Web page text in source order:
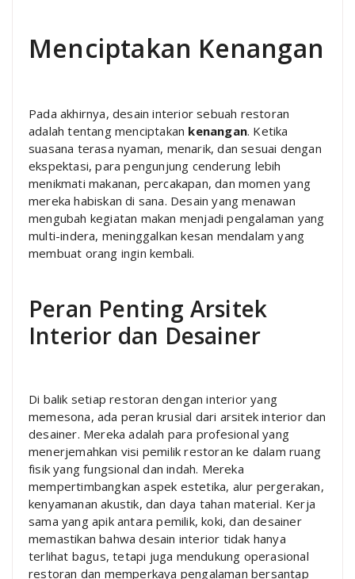
Menciptakan Kenangan
Pada akhirnya, desain interior sebuah restoran
adalah tentang menciptakan kenangan. Ketika
suasana terasa nyaman, menarik, dan sesuai dengan
ekspektasi, para pengunjung cenderung lebih
menikmati makanan, percakapan, dan momen yang
mereka habiskan di sana. Desain yang menawan
mengubah kegiatan makan menjadi pengalaman yang
multi-indera, meninggalkan kesan mendalam yang
membuat orang ingin kembali.
Peran Penting Arsitek
Interior dan Desainer
Di balik setiap restoran dengan interior yang
memesona, ada peran krusial dari arsitek interior dan
desainer. Mereka adalah para profesional yang
menerjemahkan visi pemilik restoran ke dalam ruang
fisik yang fungsional dan indah. Mereka
mempertimbangkan aspek estetika, alur pergerakan,
kenyamanan akustik, dan daya tahan material. Kerja
sama yang apik antara pemilik, koki, dan desainer
memastikan bahwa desain interior tidak hanya
terlihat bagus, tetapi juga mendukung operasional
restoran dan memperkaya pengalaman bersantap